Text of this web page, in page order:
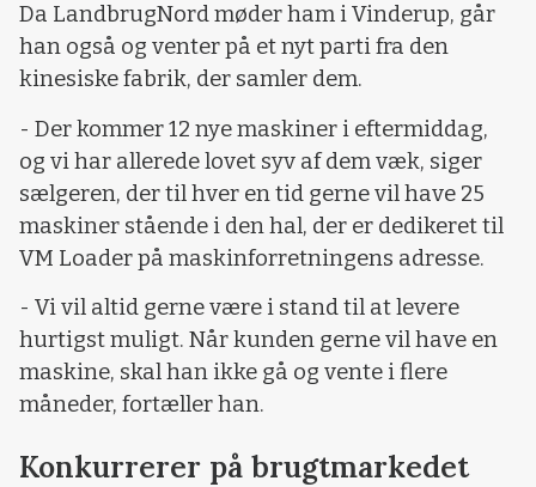
Da LandbrugNord møder ham i Vinderup, går
han også og venter på et nyt parti fra den
kinesiske fabrik, der samler dem.
- Der kommer 12 nye maskiner i eftermiddag,
og vi har allerede lovet syv af dem væk, siger
sælgeren, der til hver en tid gerne vil have 25
maskiner stående i den hal, der er dedikeret til
VM Loader på maskinforretningens adresse.
- Vi vil altid gerne være i stand til at levere
hurtigst muligt. Når kunden gerne vil have en
maskine, skal han ikke gå og vente i flere
måneder, fortæller han.
Konkurrerer på brugtmarkedet